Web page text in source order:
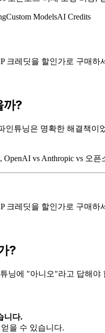
Custom ModelsAI Credits
크레딧을 할인가로 구매하
까?
인튜닝은 명확한 해결책이
vs Anthropic vs 오
크레딧을 할인가로 구매하
?
닝에 "아니오"라고 답해야
니다.
을 수 있습니다.